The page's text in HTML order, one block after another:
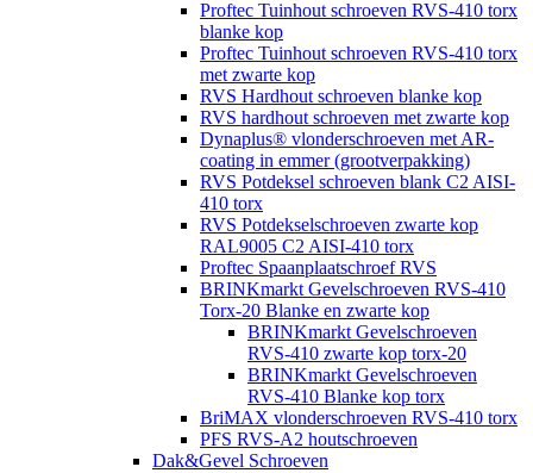
Proftec Tuinhout schroeven RVS-410 torx
blanke kop
Proftec Tuinhout schroeven RVS-410 torx
met zwarte kop
RVS Hardhout schroeven blanke kop
RVS hardhout schroeven met zwarte kop
Dynaplus® vlonderschroeven met AR-
coating in emmer (grootverpakking)
RVS Potdeksel schroeven blank C2 AISI-
410 torx
RVS Potdekselschroeven zwarte kop
RAL9005 C2 AISI-410 torx
Proftec Spaanplaatschroef RVS
BRINKmarkt Gevelschroeven RVS-410
Torx-20 Blanke en zwarte kop
BRINKmarkt Gevelschroeven
RVS-410 zwarte kop torx-20
BRINKmarkt Gevelschroeven
RVS-410 Blanke kop torx
BriMAX vlonderschroeven RVS-410 torx
PFS RVS-A2 houtschroeven
Dak&Gevel Schroeven